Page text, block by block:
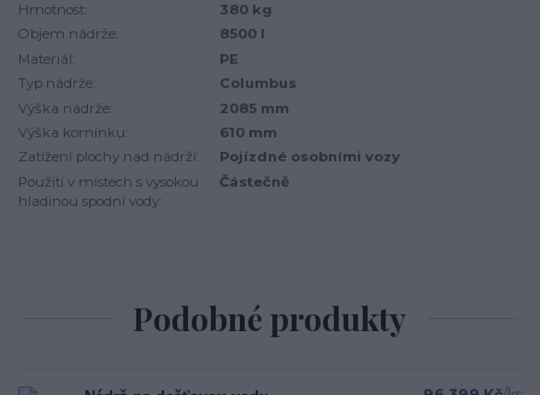
Hmotnost:
380 kg
Objem nádrže:
8500 l
Materiál:
PE
Typ nádrže:
Columbus
Výška nádrže:
2085 mm
Výška komínku:
610 mm
Zatížení plochy nad nádrží:
Pojízdné osobními vozy
Použití v místech s vysokou
hladinou spodní vody:
Částečně
Podobné produkty